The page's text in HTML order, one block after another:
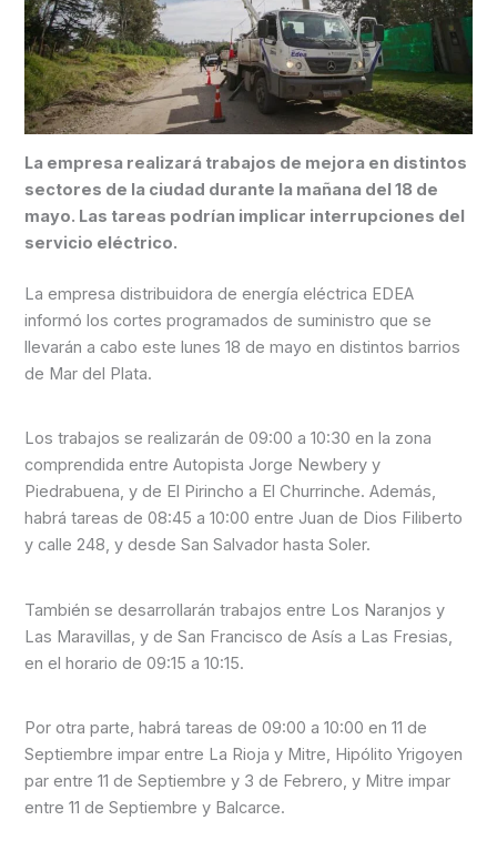
La empresa realizará trabajos de mejora en distintos
sectores de la ciudad durante la mañana del 18 de
mayo. Las tareas podrían implicar interrupciones del
servicio eléctrico.
La empresa distribuidora de energía eléctrica EDEA
informó los cortes programados de suministro que se
llevarán a cabo este lunes 18 de mayo en distintos barrios
de Mar del Plata.
Los trabajos se realizarán de 09:00 a 10:30 en la zona
comprendida entre Autopista Jorge Newbery y
Piedrabuena, y de El Pirincho a El Churrinche. Además,
habrá tareas de 08:45 a 10:00 entre Juan de Dios Filiberto
y calle 248, y desde San Salvador hasta Soler.
También se desarrollarán trabajos entre Los Naranjos y
Las Maravillas, y de San Francisco de Asís a Las Fresias,
en el horario de 09:15 a 10:15.
Por otra parte, habrá tareas de 09:00 a 10:00 en 11 de
Septiembre impar entre La Rioja y Mitre, Hipólito Yrigoyen
par entre 11 de Septiembre y 3 de Febrero, y Mitre impar
entre 11 de Septiembre y Balcarce.